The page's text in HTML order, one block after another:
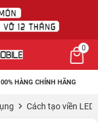
0
HÀNG CHÍNH HÃNG
Cách tạo viền